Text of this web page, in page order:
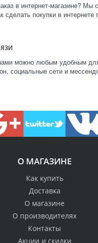
в интернет-магазине? Мы
сделать покупки в интернете
можно любым удобным
социальные сети и
О МАГАЗИНЕ
Как купить
Доставка
О магазине
О производителях
Контакты
Акции и скидки